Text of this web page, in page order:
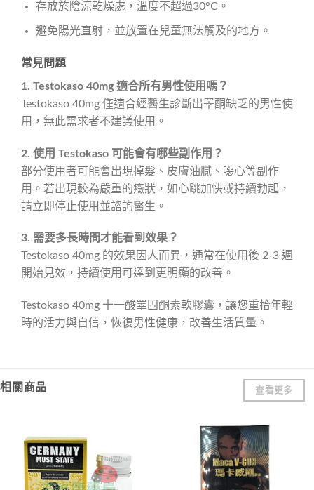
存放於陰涼乾燥處，溫度不超過30°C。
避免陽光直射，並放置在兒童無法觸及的地方。
常見問題
1. Testokaso 40mg 適合所有男性使用嗎？
Testokaso 40mg 僅適合經醫生診斷出睪酮缺乏的男性使
用，無此需求者不建議使用。
2. 使用 Testokaso 可能會有哪些副作用？
部分使用者可能會出現掉髮、皮膚油膩、噁心等副作
用。若出現較為嚴重的癥狀，如心跳加快或持續勃起，
請立即停止使用並諮詢醫生。
3. 需要多長時間才能看到效果？
Testokaso 40mg 的效果因人而異，通常在使用後 2-3 週
開始見效，持續使用可達到更明顯的改善。
Testokaso 40mg 十一酸睪固酮素軟膠囊，讓您重拾年輕
時的活力與自信，恢復男性健康，改善生活質量。
相關商品 查看更多